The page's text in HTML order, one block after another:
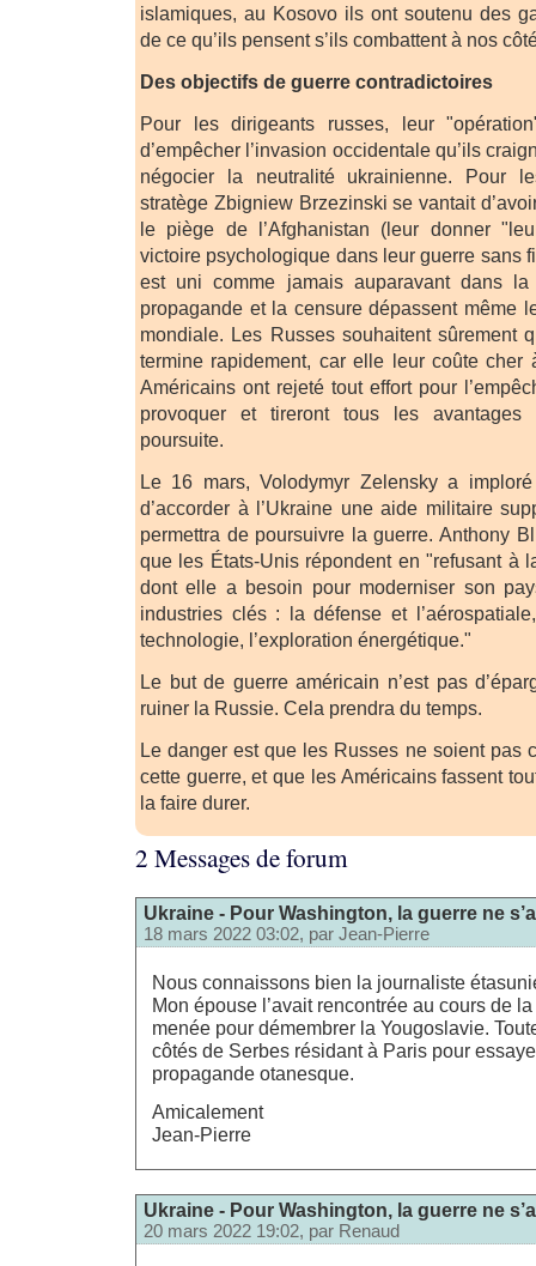
islamiques, au Kosovo ils ont soutenu des
de ce qu’ils pensent s’ils combattent à nos
Des objectifs de guerre contradictoires
Pour les dirigeants russes, leur
d’empêcher l’invasion occidentale qu’ils
négocier la neutralité ukrainienne. Pour
stratège Zbigniew Brzezinski se vantait
le piège de l’Afghanistan (leur donner
victoire psychologique dans leur guerre sans
est uni comme jamais auparavant dans
propagande et la censure dépassent même
mondiale. Les Russes souhaitent sûrement
termine rapidement, car elle leur coûte cher
Américains ont rejeté tout effort pour
provoquer et tireront tous les avantages
poursuite.
Le 16 mars, Volodymyr Zelensky a
d’accorder à l’Ukraine une aide militaire
permettra de poursuivre la guerre. Anthony
que les États-Unis répondent en "refusant à
dont elle a besoin pour moderniser son
industries clés : la défense et
technologie, l’exploration énergétique."
Le but de guerre américain n’est pas
ruiner la Russie. Cela prendra du temps.
Le danger est que les Russes ne soient pas
cette guerre, et que les Américains fassent
la faire durer.
2 Messages de forum
Ukraine - Pour Washington, la guerre ne
18 mars 2022 03:02, par Jean-Pierre
Nous connaissons bien la journaliste
Mon épouse l’avait rencontrée au cours de
menée pour démembrer la Yougoslavie.
côtés de Serbes résidant à Paris pour
propagande otanesque.
Amicalement
Jean-Pierre
Ukraine - Pour Washington, la guerre ne
20 mars 2022 19:02, par Renaud